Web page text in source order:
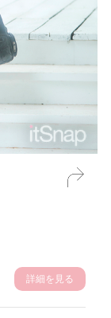
詳細を見る